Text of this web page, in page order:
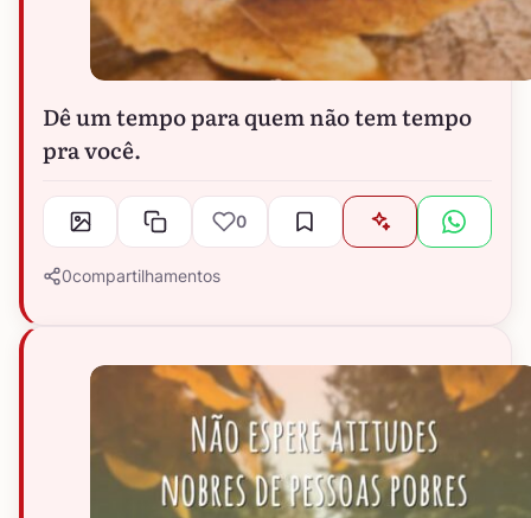
Dê um tempo para quem não tem tempo
pra você.
0
0compartilhamentos